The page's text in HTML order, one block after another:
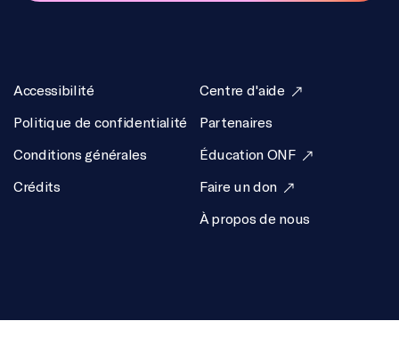
Accessibilité
Politique de confidentialité
Conditions générales
Crédits
Centre d'aide
Partenaires
Éducation ONF
Faire un don
À propos de nous